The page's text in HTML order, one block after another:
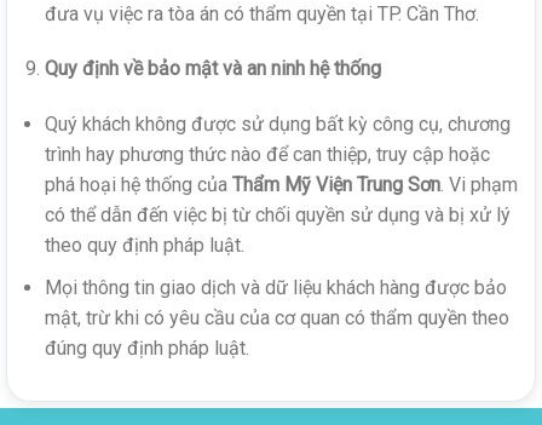
đưa vụ việc ra tòa án có thẩm quyền tại TP. Cần Thơ.
Quy định về bảo mật và an ninh hệ thống
Quý khách không được sử dụng bất kỳ công cụ, chương
trình hay phương thức nào để can thiệp, truy cập hoặc
phá hoại hệ thống của Thẩm Mỹ Viện Trung Sơn. Vi phạm
có thể dẫn đến việc bị từ chối quyền sử dụng và bị xử lý
theo quy định pháp luật.
Mọi thông tin giao dịch và dữ liệu khách hàng được bảo
mật, trừ khi có yêu cầu của cơ quan có thẩm quyền theo
đúng quy định pháp luật.